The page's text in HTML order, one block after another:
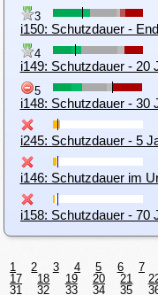
3
4
i149: Schutzdauer - 20
5
i148: Schutzdauer - 30
i146: Schutzdauer im
1 2 3 4 5 6 7
17
18 19 20 21
31
32 33 34 35